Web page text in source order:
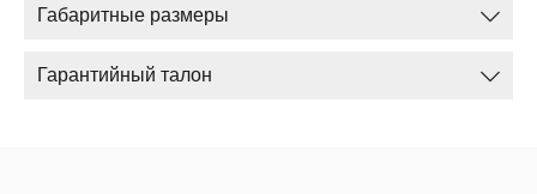
Габаритные размеры
Гарантийный талон